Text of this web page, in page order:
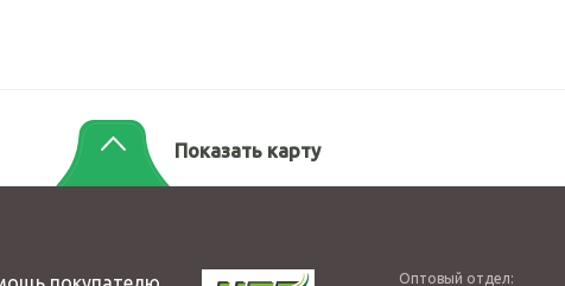
Показать карту
Оптовый отдел: